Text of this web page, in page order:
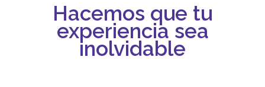
Hacemos que tu
experiencia sea
inolvidable